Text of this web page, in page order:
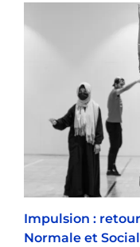
Impulsion :
Normale et